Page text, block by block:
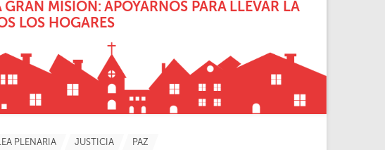
MISIÓN: APOYARNOS PARA LLEVAR LA
LOS HOGARES
PLENARIA JUSTICIA PAZ